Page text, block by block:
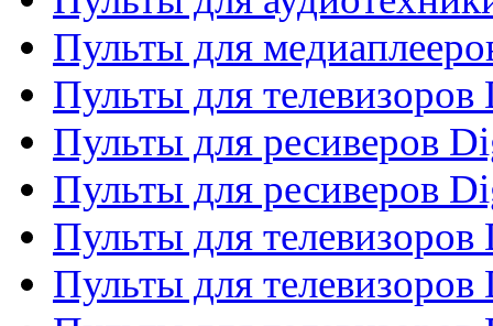
Пульты для
Пульты для телевизоров
Пульты для ресиверов
Пульты для ресиверов
Пульты для
Пульты для